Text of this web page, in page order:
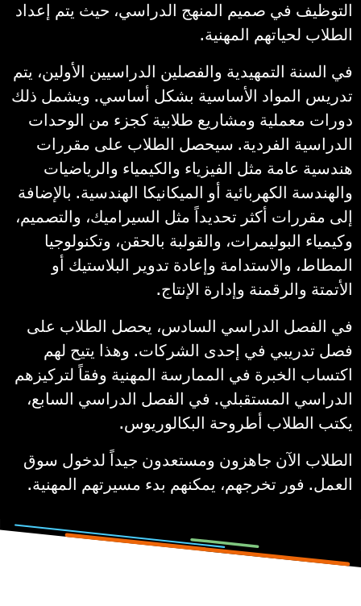
التوظيف في صميم المنهج الدراسي، حيث يتم إعداد
الطلاب لحياتهم المهنية.
في السنة التمهيدية والفصلين الدراسيين الأولين، يتم
تدريس المواد الأساسية بشكل أساسي. ويشمل ذلك
دورات معملية ومشاريع طلابية كجزء من الوحدات
الدراسية الفردية. سيحصل الطلاب على مقررات
هندسية عامة مثل الفيزياء والكيمياء والرياضيات
والهندسة الكهربائية أو الميكانيكا الهندسية. بالإضافة
إلى مقررات أكثر تحديداً مثل السيراميك، والتصميم،
وكيمياء البوليمرات، والقولبة بالحقن، وتكنولوجيا
المطاط، والاستدامة وإعادة تدوير البلاستيك أو
الأتمتة والرقمنة وإدارة الإنتاج.
في الفصل الدراسي السادس، يحصل الطلاب على
فصل تدريبي في إحدى الشركات. وهذا يتيح لهم
اكتساب الخبرة في الممارسة المهنية وفقاً لتركيزهم
الدراسي المستقبلي. في الفصل الدراسي السابع،
يكتب الطلاب أطروحة البكالوريوس.
الطلاب الآن جاهزون ومستعدون جيداً لدخول سوق
العمل. فور تخرجهم، يمكنهم بدء مسيرتهم المهنية.